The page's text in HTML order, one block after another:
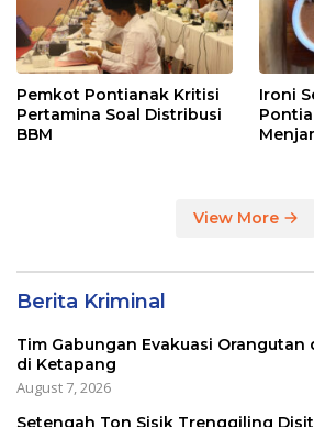
Pemkot Pontianak Kritisi
Pertamina Soal Distribusi
BBM
Ironi
View More
Berita Kriminal
Tim Gabungan Evakuasi Orangutan
di Ketapang
August 7, 2026
Setengah Ton Sisik Trenggiling